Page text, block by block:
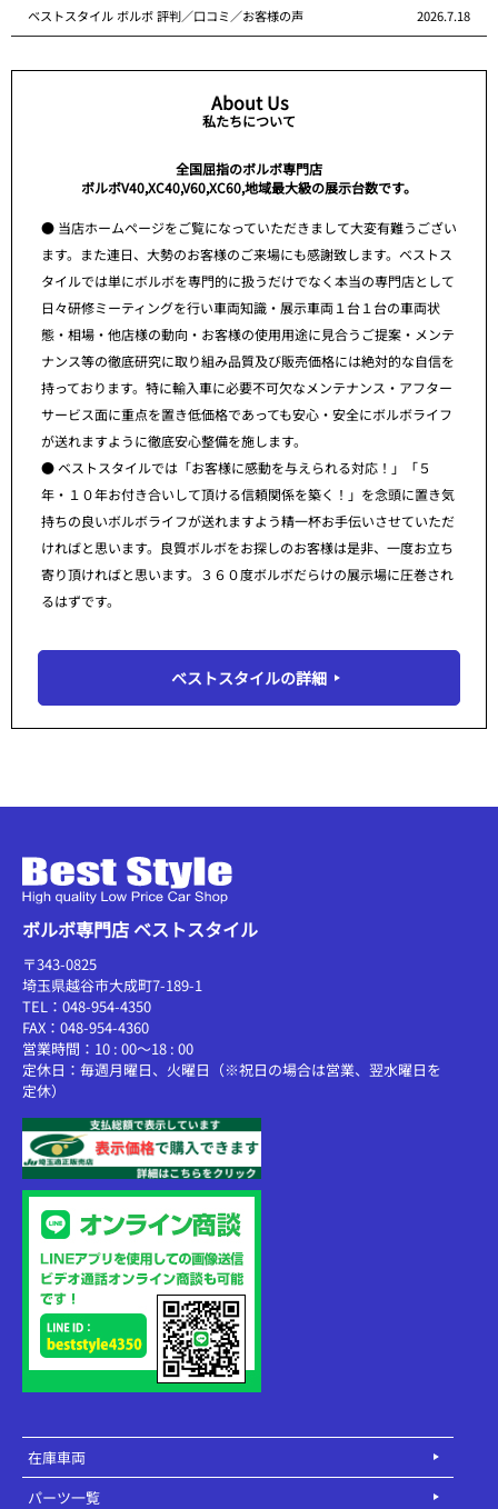
ベストスタイル ボルボ 評判／口コミ／お客様の声 2026.7.18
About Us
私たちについて
全国屈指のボルボ専門店
ボルボV40,XC40,V60,XC60,地域最大級の展示台数です。
● 当店ホームページをご覧になっていただきまして大変有難うござい
ます。また連日、大勢のお客様のご来場にも感謝致します。ベストス
タイルでは単にボルボを専門的に扱うだけでなく本当の専門店として
日々研修ミーティングを行い車両知識・展示車両１台１台の車両状
態・相場・他店様の動向・お客様の使用用途に見合うご提案・メンテ
ナンス等の徹底研究に取り組み品質及び販売価格には絶対的な自信を
持っております。特に輸入車に必要不可欠なメンテナンス・アフター
サービス面に重点を置き低価格であっても安心・安全にボルボライフ
が送れますように徹底安心整備を施します。
● ベストスタイルでは「お客様に感動を与えられる対応！」「５
年・１０年お付き合いして頂ける信頼関係を築く！」を念頭に置き気
持ちの良いボルボライフが送れますよう精一杯お手伝いさせていただ
ければと思います。良質ボルボをお探しのお客様は是非、一度お立ち
寄り頂ければと思います。３６０度ボルボだらけの展示場に圧巻され
るはずです。
ベストスタイルの詳細
ボルボ専門店 ベストスタイル
〒343-0825
埼玉県越谷市大成町7-189-1
TEL：048-954-4350
FAX：048-954-4360
営業時間：10 : 00～18 : 00
定休日：毎週月曜日、火曜日（※祝日の場合は営業、翌水曜日を
定休）
在庫車両
パーツ一覧